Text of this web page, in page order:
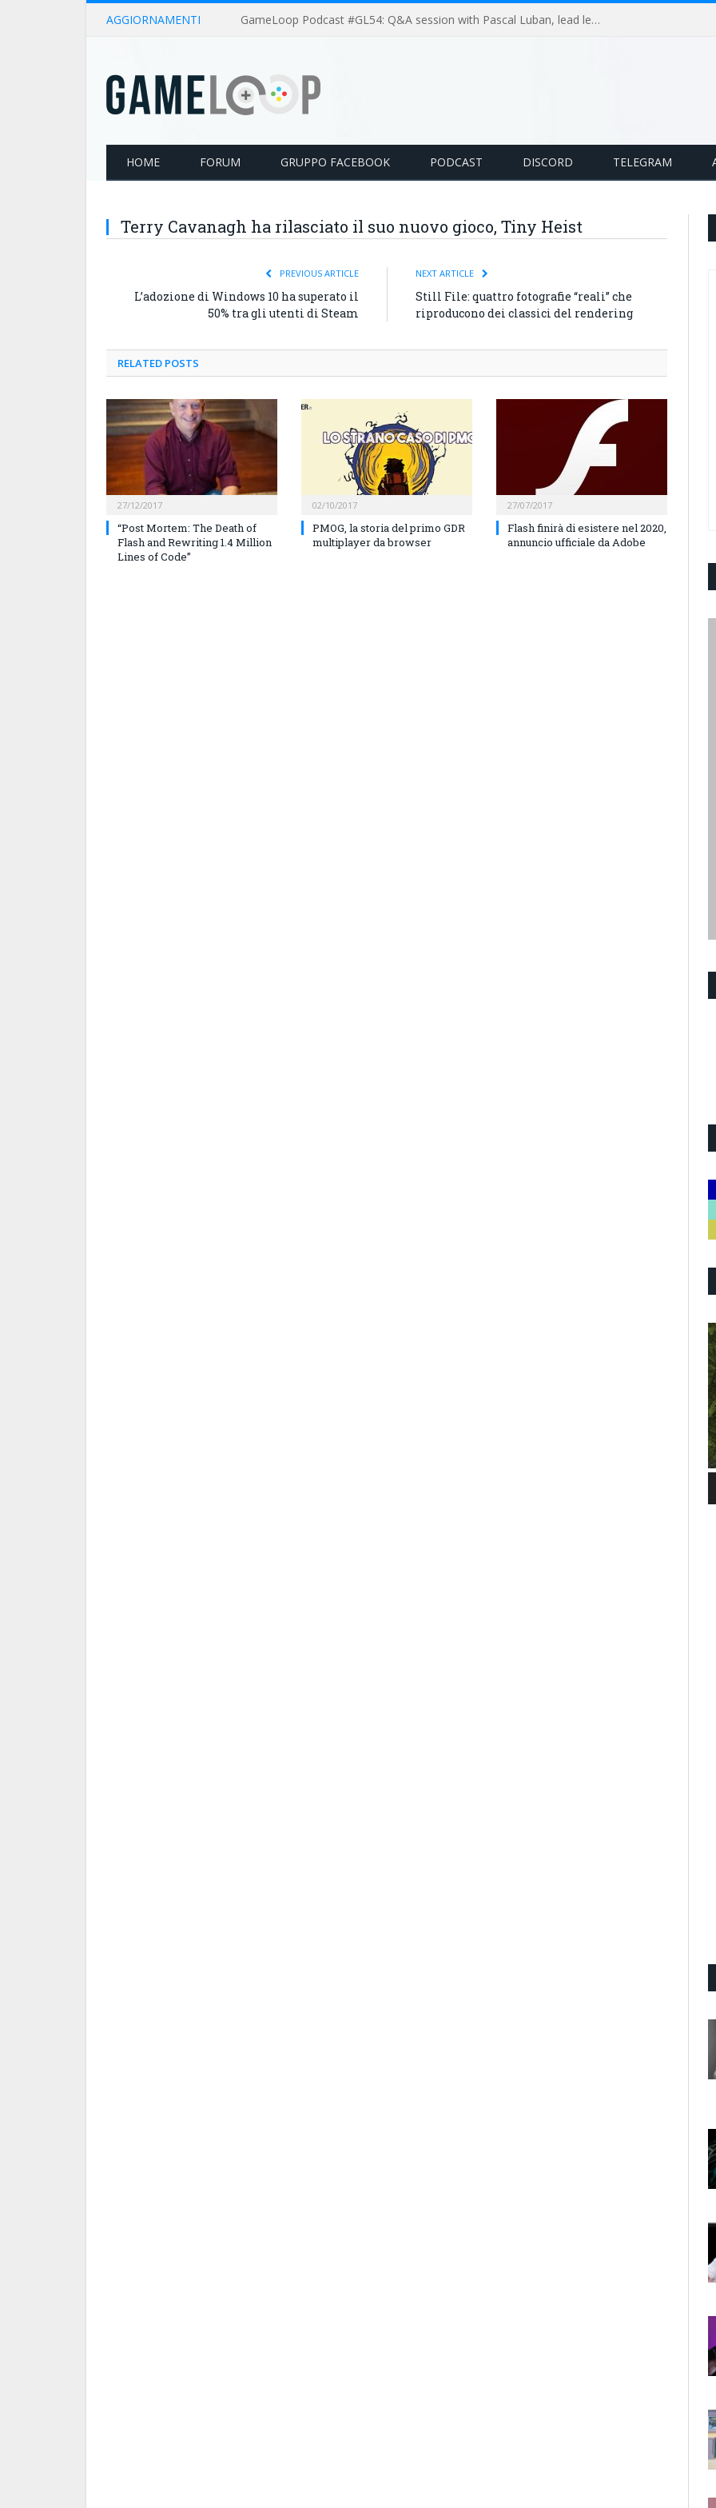
AGGIORNAMENTI GameLoop Podcast #GL54: Q&A session with Pascal Luban, lead level designer on Splinter Cell multiplayer games
HOME FORUM GRUPPO FACEBOOK PODCAST DISCORD TELEGRAM
Terry Cavanagh ha rilasciato il suo nuovo gioco, Tiny Heist
PREVIOUS ARTICLE
L’adozione di Windows 10 ha superato il
50% tra gli utenti di Steam
NEXT ARTICLE
Still File: quattro fotografie “reali” che
riproducono dei classici del rendering
RELATED POSTS
27/12/2017
“Post Mortem: The Death of
Flash and Rewriting 1.4 Million
Lines of Code”
02/10/2017
PMOG, la storia del primo GDR
multiplayer da browser
27/07/2017
Flash finirà di esistere nel 2020,
annuncio ufficiale da Adobe